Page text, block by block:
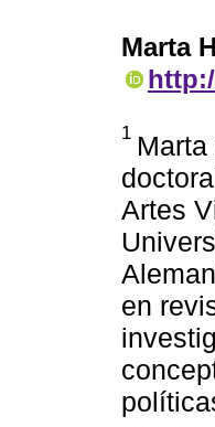
Marta
1
Artes
en